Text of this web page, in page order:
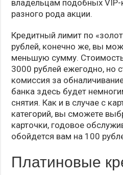
владельцам подобных
разного рода акции.
Кредитный лимит по
рублей, конечно же, вы
меньшую сумму.
3000 рублей ежегодно, но
комиссия за
банка здесь будет
снятия. Как и в случае с
категорий, вы сможете
карточки, годовое
обойдется вам на 100
Платиновые